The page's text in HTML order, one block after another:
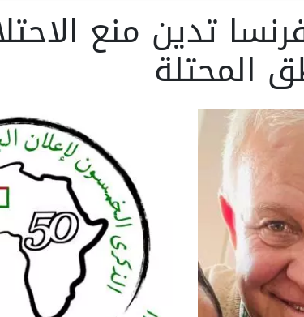
تدين منع
المحتلة